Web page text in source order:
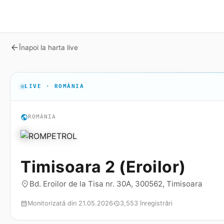
arrow_backÎnapoi la harta live
LIVE · ROMÂNIA
publicROMÂNIA
Timisoara 2 (Eroilor)
place Bd. Eroilor de la Tisa nr. 30A, 300562, Timisoara
calendar_monthMonitorizată din 21.05.2026history3,553 înregistrări